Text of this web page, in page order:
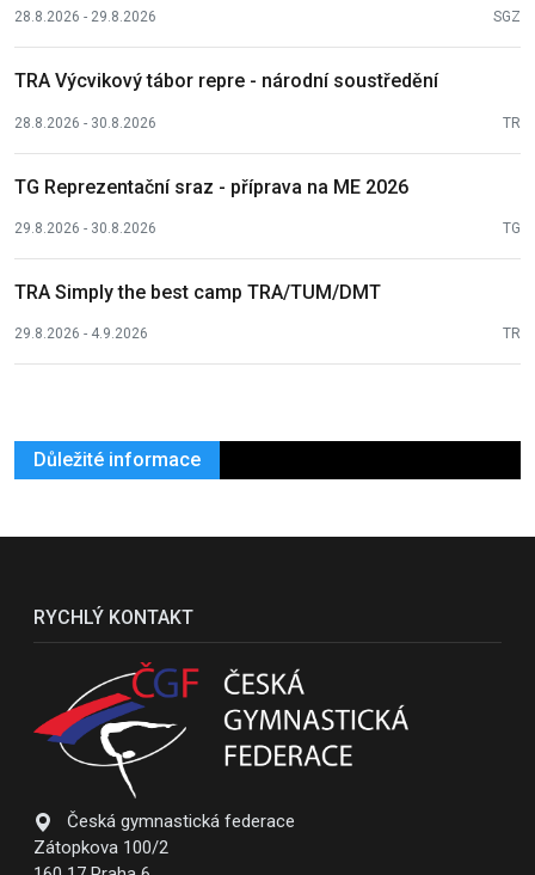
28.8.2026 - 29.8.2026 SGZ
TRA Výcvikový tábor repre - národní soustředění
28.8.2026 - 30.8.2026 TR
TG Reprezentační sraz - příprava na ME 2026
29.8.2026 - 30.8.2026 TG
TRA Simply the best camp TRA/TUM/DMT
29.8.2026 - 4.9.2026 TR
Důležité informace
RYCHLÝ KONTAKT
Česká gymnastická federace
Zátopkova 100/2